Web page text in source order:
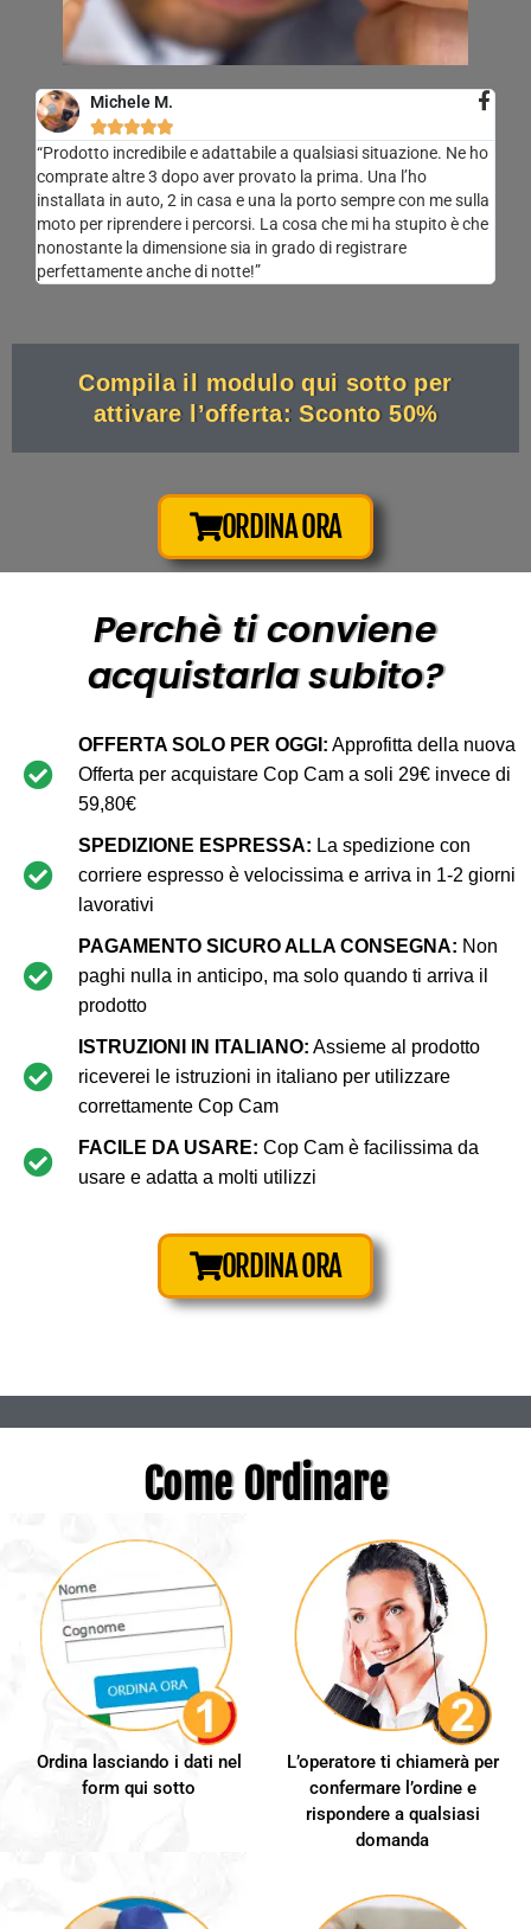
Michele M.

“Prodotto incredibile e adattabile a qualsiasi situazione. Ne ho
comprate altre 3 dopo aver provato la prima. Una l’ho
installata in auto, 2 in casa e una la porto sempre con me sulla
moto per riprendere i percorsi. La cosa che mi ha stupito è che
nonostante la dimensione sia in grado di registrare
perfettamente anche di notte!”
Compila il modulo qui sotto per
attivare l’offerta: Sconto 50%
ORDINA ORA
Perchè ti conviene
acquistarla subito?
OFFERTA SOLO PER OGGI: Approfitta della nuova
Offerta per acquistare Cop Cam a soli 29€ invece di
59,80€
SPEDIZIONE ESPRESSA: La spedizione con
corriere espresso è velocissima e arriva in 1-2 giorni
lavorativi
PAGAMENTO SICURO ALLA CONSEGNA: Non
paghi nulla in anticipo, ma solo quando ti arriva il
prodotto
ISTRUZIONI IN ITALIANO: Assieme al prodotto
riceverei le istruzioni in italiano per utilizzare
correttamente Cop Cam
FACILE DA USARE: Cop Cam è facilissima da
usare e adatta a molti utilizzi
ORDINA ORA
Come Ordinare
Ordina lasciando i dati nel
form qui sotto
L’operatore ti chiamerà per
confermare l’ordine e
rispondere a qualsiasi
domanda